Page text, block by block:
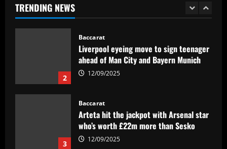
TRENDING NEWS
1
2
Baccarat
Liverpool eyeing move to sign teenager
ahead of Man City and Bayern Munich
12/09/2025
3
Baccarat
Arteta hit the jackpot with Arsenal star
who’s worth £22m more than Sesko
12/09/2025